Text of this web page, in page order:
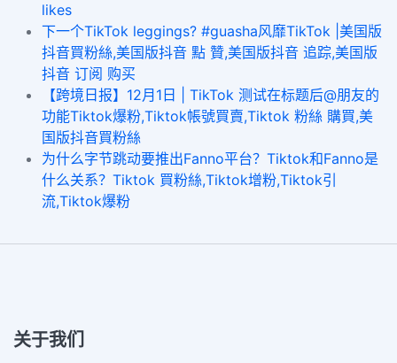
likes
下一个TikTok leggings? #guasha风靡TikTok |美国版
抖音買粉絲,美国版抖音 點 贊,美国版抖音 追踪,美国版
抖音 订阅 购买
【跨境日报】12月1日 | TikTok 测试在标题后@朋友的
功能Tiktok爆粉,Tiktok帳號買賣,Tiktok 粉絲 購買,美
国版抖音買粉絲
为什么字节跳动要推出Fanno平台？Tiktok和Fanno是
什么关系？Tiktok 買粉絲,Tiktok增粉,Tiktok引
流,Tiktok爆粉
关于我们